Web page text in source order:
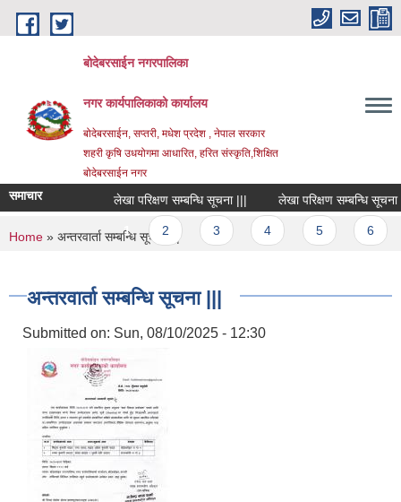
Skip to main content
बोदेबरसाईन नगरपालिका
नगर कार्यपालिकाको कार्यालय
बोदेबरसाईन, सप्तरी, मधेश प्रदेश , नेपाल सरकार
शहरी कृषि उधयोगमा आधारित, हरित संस्कृति,शिक्षित
बोदेबरसाईन नगर
समाचार लेखा परिक्षण सम्बन्धि सूचना ||| लेखा परिक्षण सम्बन्धि सूचना |||
Pages
1 2
You are here
Home » अन्तरवार्ता सम्बन्धि सूचना |||
अन्तरवार्ता सम्बन्धि सूचना |||
Submitted on: Sun, 08/10/2025 - 12:30